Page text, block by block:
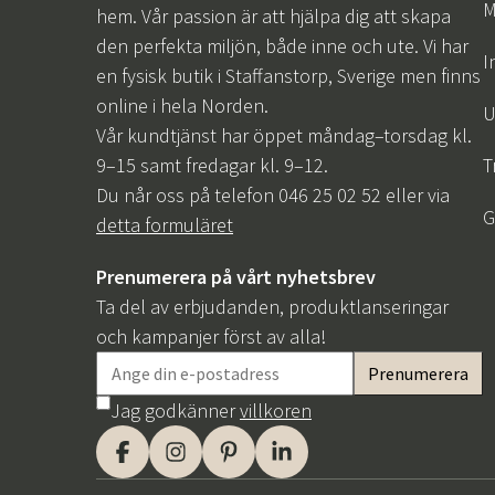
hem. Vår passion är att hjälpa dig att skapa
den perfekta miljön, både inne och ute. Vi har
en fysisk butik i Staffanstorp, Sverige men finns
online i hela Norden.
Vår kundtjänst har öppet måndag–torsdag kl.
9–15 samt fredagar kl. 9–12.
Du når oss på telefon 046 25 02 52 eller via
detta formuläret
Prenumerera på vårt nyhetsbrev
Ta del av erbjudanden, produktlanseringar
och kampanjer först av alla!
Jag godkännervillkoren